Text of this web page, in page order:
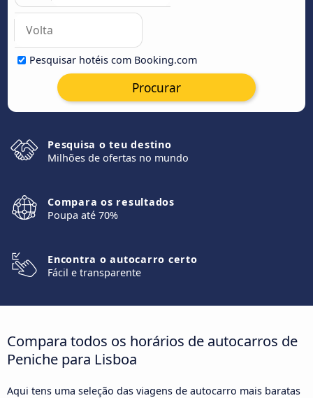
Pesquisar hotéis com Booking.com
Procurar
Pesquisa o teu destino
Milhões de ofertas no mundo
Compara os resultados
Poupa até 70%
Encontra o autocarro certo
Fácil e transparente
Compara todos os horários de autocarros de
Peniche para Lisboa
Aqui tens uma seleção das viagens de autocarro mais baratas